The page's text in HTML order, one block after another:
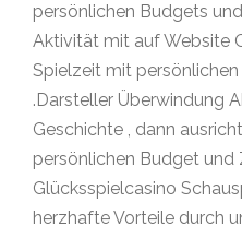
persönlichen Budgets
Aktivität mit auf Website
Spielzeit mit
.Darsteller Überwindung
Geschichte , dann
persönlichen Budget und
Glücksspielcasino
herzhafte Vorteile durch